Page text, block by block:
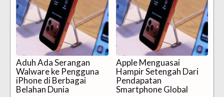
Aduh Ada Serangan
Walware ke Pengguna
iPhone di Berbagai
Belahan Dunia
Apple Menguasai
Hampir Setengah Dari
Pendapatan
Smartphone Global